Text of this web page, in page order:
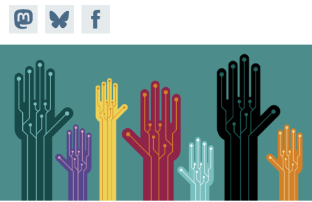
Share on
Mastodon
Share
on
Bluesky
Share on
Facebook